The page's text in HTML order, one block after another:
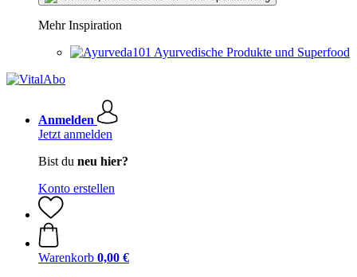
Mehr Inspiration
Ayurvedische Produkte und Superfood
Anmelden
Jetzt anmelden
Bist du neu hier?
Konto erstellen
Warenkorb 0,00 €